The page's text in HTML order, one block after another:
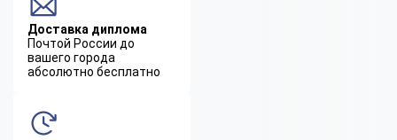
Доставка диплома
Почтой России до
вашего города
абсолютно бесплатно